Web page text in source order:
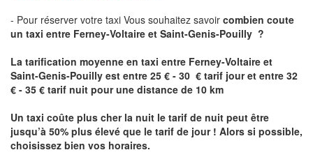
- Pour réserver votre taxi Vous souhaitez savoir combien coute
un taxi entre Ferney-Voltaire et Saint-Genis-Pouilly ?
La tarification moyenne en taxi entre Ferney-Voltaire et
Saint-Genis-Pouilly est entre 25 € - 30 € tarif jour et entre 32
€ - 35 € tarif nuit pour une distance de 10 km
Un taxi coûte plus cher la nuit le tarif de nuit peut être
jusqu’à 50% plus élevé que le tarif de jour ! Alors si possible,
choisissez bien vos horaires.